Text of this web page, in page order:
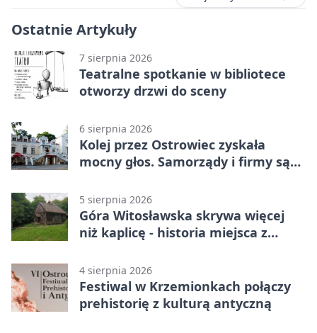
Ostatnie Artykuły
7 sierpnia 2026
Teatralne spotkanie w bibliotece
otworzy drzwi do sceny
6 sierpnia 2026
Kolej przez Ostrowiec zyskała
mocny głos. Samorządy i firmy są
5 sierpnia 2026
Góra Witosławska skrywa więcej
niż kaplicę - historia miejsca z
4 sierpnia 2026
Festiwal w Krzemionkach połączy
prehistorię z kulturą antyczną